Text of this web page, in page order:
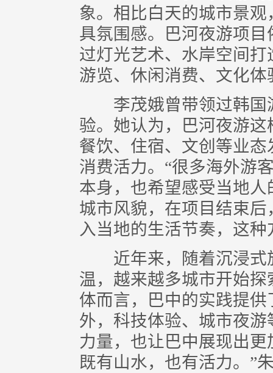
象。相比白天的城市景
具氛围感。巴河夜游项
过灯光艺术、水岸空间
游览、休闲消费、文化
李茂娥曾带领过韩国
验。她认为，巴河夜游
餐饮、住宿、文创等业
消费活力。“很多海外游
本身，也希望感受当地
城市风貌，在项目结束
入当地的生活节奏，这
近年来，随着沉浸式
温，越来越多城市开始
体而言，巴中的实践提
外，科技体验、城市夜
力量，也让巴中展现出
既有山水，也有活力。”